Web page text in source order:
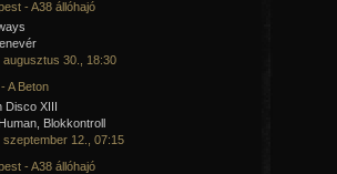
- A38 állóhajó
augusztus 30., 18:30
A Beton
Disco XIII
Blokkontroll
szeptember 12., 07:15
- A38 állóhajó